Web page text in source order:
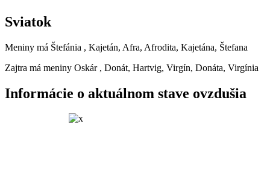
Sviatok
Meniny má Štefánia , Kajetán, Afra, Afrodita, Kajetána, Štefana
Zajtra má meniny Oskár , Donát, Hartvig, Virgín, Donáta, Virgínia
Informácie o aktuálnom stave ovzdušia